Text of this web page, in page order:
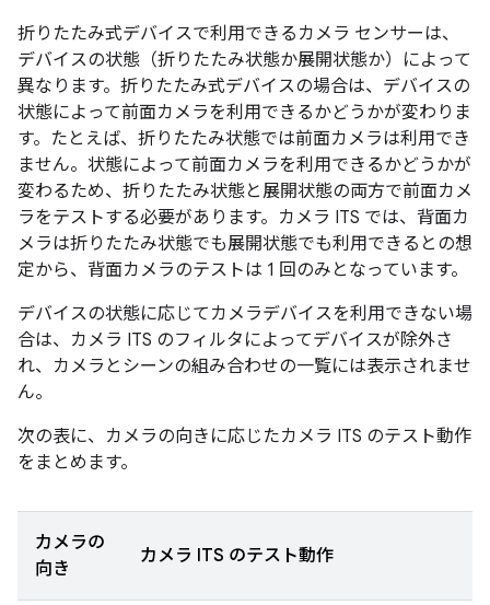
折りたたみ式デバイスで利用できるカメラ センサーは、
デバイスの状態（折りたたみ状態か展開状態か）によって
異なります。折りたたみ式デバイスの場合は、デバイスの
状態によって前面カメラを利用できるかどうかが変わりま
す。たとえば、折りたたみ状態では前面カメラは利用でき
ません。状態によって前面カメラを利用できるかどうかが
変わるため、折りたたみ状態と展開状態の両方で前面カメ
ラをテストする必要があります。カメラ ITS では、背面カ
メラは折りたたみ状態でも展開状態でも利用できるとの想
定から、背面カメラのテストは 1 回のみとなっています。
デバイスの状態に応じてカメラデバイスを利用できない場
合は、カメラ ITS のフィルタによってデバイスが除外さ
れ、カメラとシーンの組み合わせの一覧には表示されませ
ん。
次の表に、カメラの向きに応じたカメラ ITS のテスト動作
をまとめます。
カメラの
向き
カメラ ITS のテスト動作